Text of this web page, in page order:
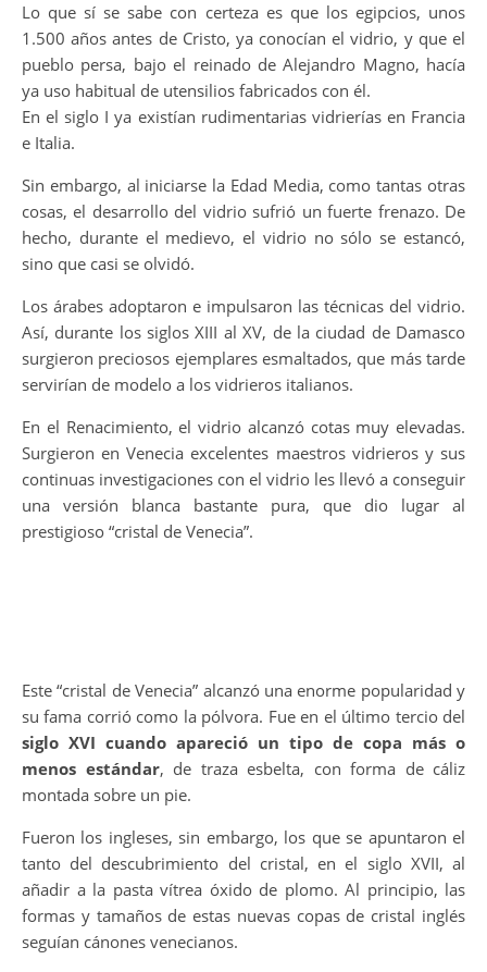
Lo que sí se sabe con certeza es que los egipcios, unos
1.500 años antes de Cristo, ya conocían el vidrio, y que el
pueblo persa, bajo el reinado de Alejandro Magno, hacía
ya uso habitual de utensilios fabricados con él.
En el siglo I ya existían rudimentarias vidrierías en Francia
e Italia.
Sin embargo, al iniciarse la Edad Media, como tantas otras
cosas, el desarrollo del vidrio sufrió un fuerte frenazo. De
hecho, durante el medievo, el vidrio no sólo se estancó,
sino que casi se olvidó.
Los árabes adoptaron e impulsaron las técnicas del vidrio.
Así, durante los siglos XIII al XV, de la ciudad de Damasco
surgieron preciosos ejemplares esmaltados, que más tarde
servirían de modelo a los vidrieros italianos.
En el Renacimiento, el vidrio alcanzó cotas muy elevadas.
Surgieron en Venecia excelentes maestros vidrieros y sus
continuas investigaciones con el vidrio les llevó a conseguir
una versión blanca bastante pura, que dio lugar al
prestigioso “cristal de Venecia”.
Este “cristal de Venecia” alcanzó una enorme popularidad y
su fama corrió como la pólvora. Fue en el último tercio del
siglo XVI cuando apareció un tipo de copa más o
menos estándar, de traza esbelta, con forma de cáliz
montada sobre un pie.
Fueron los ingleses, sin embargo, los que se apuntaron el
tanto del descubrimiento del cristal, en el siglo XVII, al
añadir a la pasta vítrea óxido de plomo. Al principio, las
formas y tamaños de estas nuevas copas de cristal inglés
seguían cánones venecianos.